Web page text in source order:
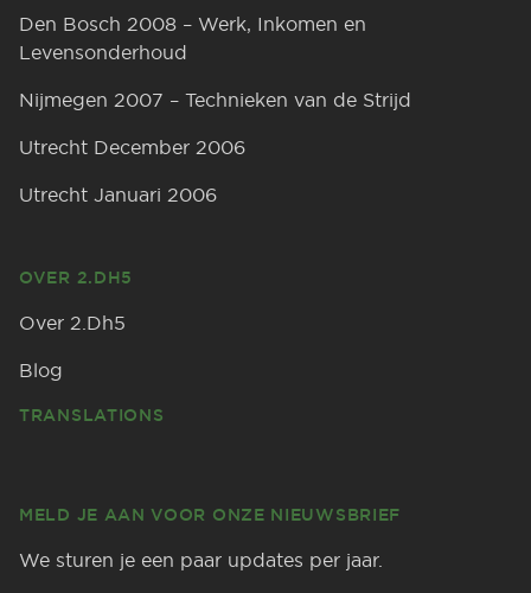
Den Bosch 2008 – Werk, Inkomen en
Levensonderhoud
Nijmegen 2007 – Technieken van de Strijd
Utrecht December 2006
Utrecht Januari 2006
OVER 2.DH5
Over 2.Dh5
Blog
TRANSLATIONS
MELD JE AAN VOOR ONZE NIEUWSBRIEF
We sturen je een paar updates per jaar.